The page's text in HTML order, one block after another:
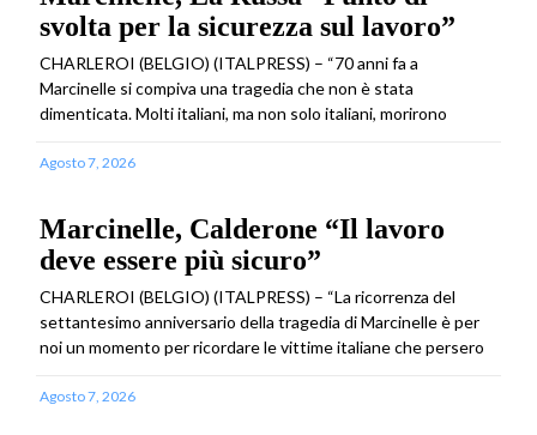
svolta per la sicurezza sul lavoro”
CHARLEROI (BELGIO) (ITALPRESS) – “70 anni fa a
Marcinelle si compiva una tragedia che non è stata
dimenticata. Molti italiani, ma non solo italiani, morirono
Agosto 7, 2026
Marcinelle, Calderone “Il lavoro
deve essere più sicuro”
CHARLEROI (BELGIO) (ITALPRESS) – “La ricorrenza del
settantesimo anniversario della tragedia di Marcinelle è per
noi un momento per ricordare le vittime italiane che persero
Agosto 7, 2026